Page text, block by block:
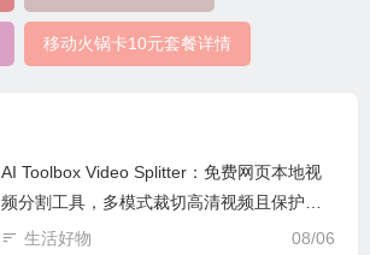
移动火锅卡10元套餐详情
AI Toolbox Video Splitter：免费网页本地视
频分割工具，多模式裁切高清视频且保护隐
私
08/06
生活好物